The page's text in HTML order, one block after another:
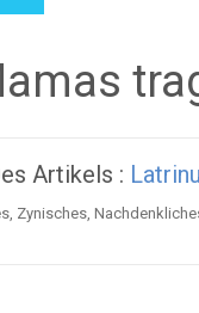
Artikels :
Zynisches,